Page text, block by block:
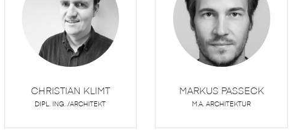
CHRISTIAN KLIMT
DIPL. ING. /ARCHITEKT
MARKUS PASSECK
M.A. ARCHITEKTUR